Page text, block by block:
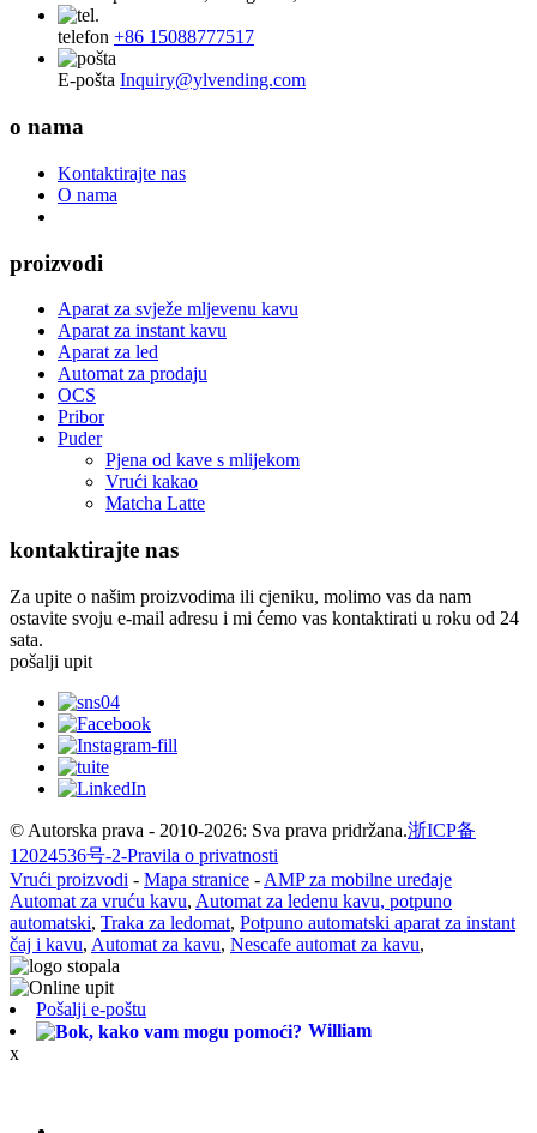
telefon +86 15088777517
E-pošta Inquiry@ylvending.com
o nama
Kontaktirajte nas
O nama
proizvodi
Aparat za svježe mljevenu kavu
Aparat za instant kavu
Aparat za led
Automat za prodaju
OCS
Pribor
Puder
Pjena od kave s mlijekom
Vrući kakao
Matcha Latte
kontaktirajte nas
Za upite o našim proizvodima ili cjeniku, molimo vas da nam
ostavite svoju e-mail adresu i mi ćemo vas kontaktirati u roku od 24
sata.
pošalji upit
© Autorska prava - 2010-2026: Sva prava pridržana.浙ICP备
12024536号-2-Pravila o privatnosti
Vrući proizvodi - Mapa stranice - AMP za mobilne uređaje
Automat za vruću kavu, Automat za ledenu kavu, potpuno
automatski, Traka za ledomat, Potpuno automatski aparat za instant
čaj i kavu, Automat za kavu, Nescafe automat za kavu,
Pošalji e-poštu
William
x